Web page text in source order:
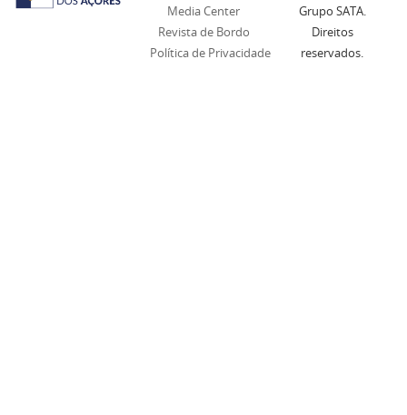
Media Center
Revista de Bordo
Política de Privacidade
Grupo SATA.
Direitos
reservados.